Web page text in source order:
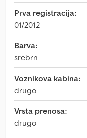
Prva registracija:
01/2012
Barva:
srebrn
Voznikova kabina:
drugo
Vrsta prenosa:
drugo